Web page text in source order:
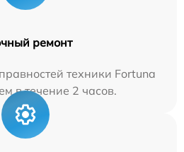
ремонт
техники Fortuna
в течение 2 часов.